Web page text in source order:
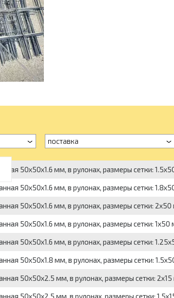
поставка
50x50x1.6 мм, в рулонах, размеры сетки:
50x50x1.6 мм, в рулонах, размеры сетки:
50x50x1.6 мм, в рулонах, размеры сетки: 2x50
50x50x1.6 мм, в рулонах, размеры сетки: 1x50
50x50x1.6 мм, в рулонах, размеры сетки:
50x50x1.8 мм, в рулонах, размеры сетки:
50x50x2.5 мм, в рулонах, размеры сетки: 2x15
50x50x2.5 мм, в рулонах, размеры сетки: